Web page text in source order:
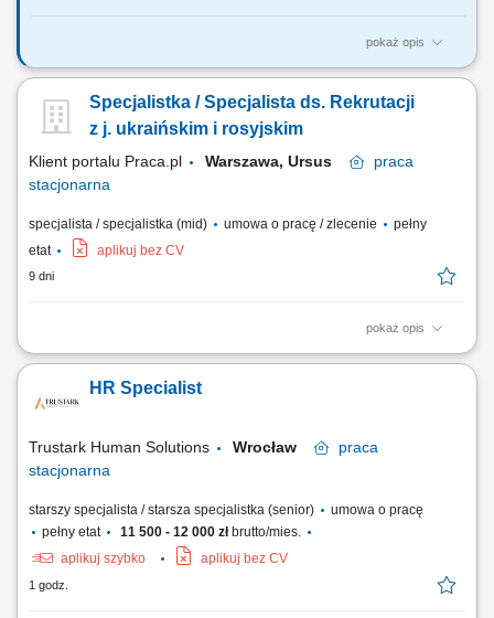
pokaż opis
Jesteś dla nas idealnym/ą kandydatem/ką jeśli: masz już minimum rok
POZ, Pielęgniarki, Rejestracja), świetnie sobie radzisz w obszarze
zarządzania projektami – odpowiednio planujesz, priorytetyzujesz oraz
Specjalistka / Specjalista ds. Rekrutacji
z j. ukraińskim i rosyjskim
Klient portalu Praca.pl Warszawa, Ursus
praca
stacjonarna
specjalista / specjalistka (mid) umowa o pracę / zlecenie
pełny
etat
aplikuj bez CV
9 dni
pokaż opis
Aktywne pozyskiwanie i rekrutacja kandydatów z Ukrainy, Azji oraz
publikacji ogłoszenia po zatrudnienie. Przeprowadzanie rozmów
kwalifikacyjnych i selekcja aplikacji. Budowanie bazy kandydatów oraz
HR Specialist
Trustark Human Solutions Wrocław
praca
stacjonarna
starszy specjalista / starsza specjalistka (senior)
umowa o pracę
pełny etat
11 500 - 12 000 złbrutto/mies.
aplikuj szybko
aplikuj bez CV
1 godz.